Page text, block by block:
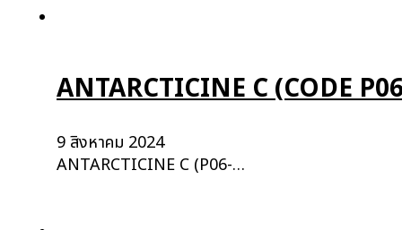
ANTARCTICINE C (CODE
9 สิงหาคม 2024
ANTARCTICINE C (P06-…